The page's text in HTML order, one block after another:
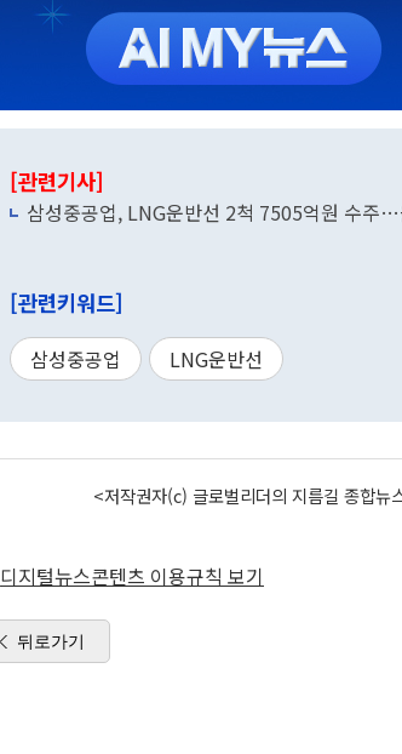
[관련기사]
삼성중공업, LNG운반선 2척 7505억원 수주
[관련키워드]
삼성중공업 LNG운반선
<저작권자(c) 글로벌리더의 지름길 종합
디지털뉴스콘텐츠 이용규칙 보기
뒤로가기